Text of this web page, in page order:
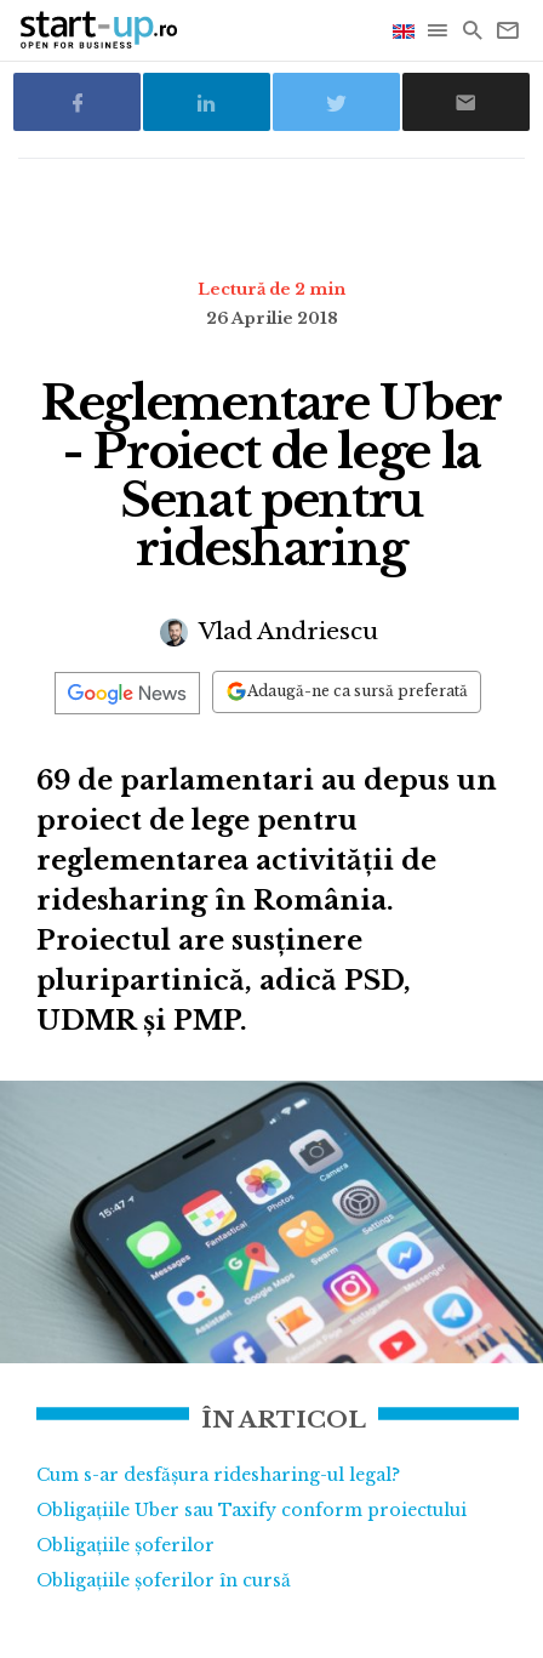
Lectură de 2 min
26 Aprilie 2018
Reglementare Uber
- Proiect de lege la
Senat pentru
ridesharing
Vlad Andriescu
Adaugă-ne ca sursă preferată
69 de parlamentari au depus un
proiect de lege pentru
reglementarea activității de
ridesharing în România.
Proiectul are susținere
pluripartinică, adică PSD,
UDMR și PMP.
ÎN ARTICOL
Cum s-ar desfășura ridesharing-ul legal?
Obligațiile Uber sau Taxify conform proiectului
Obligațiile șoferilor
Obligațiile șoferilor în cursă